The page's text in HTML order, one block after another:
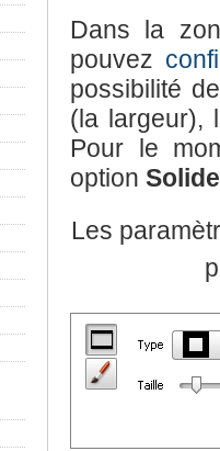
Dans la
pouvez
possibilité
(la largeur),
Pour le
option Solide
Les